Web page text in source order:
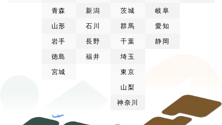
青森 新潟 茨城 岐阜
山形 石川 群馬 愛知
岩手 長野 千葉 静岡
徳島 福井 埼玉
宮城 東京
山梨
神奈川